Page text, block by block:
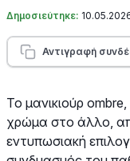
Δημοσιεύτηκε:
Αντιγραφή
Το μανικιούρ
χρώμα στο άλλο,
εντυπωσιακή